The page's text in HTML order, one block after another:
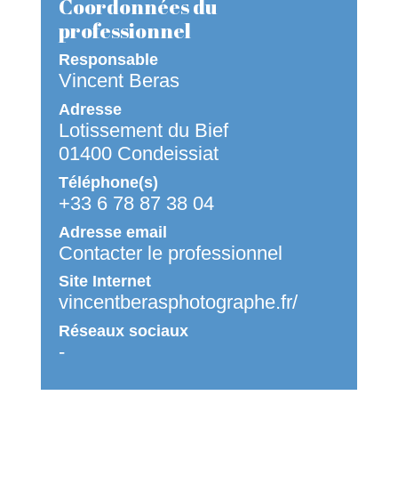
Coordonnées du
professionnel
Responsable
Vincent Beras
Adresse
Lotissement du Bief
01400 Condeissiat
Téléphone(s)
+33 6 78 87 38 04
Adresse email
Contacter le professionnel
Site Internet
vincentberasphotographe.fr/
Réseaux sociaux
-